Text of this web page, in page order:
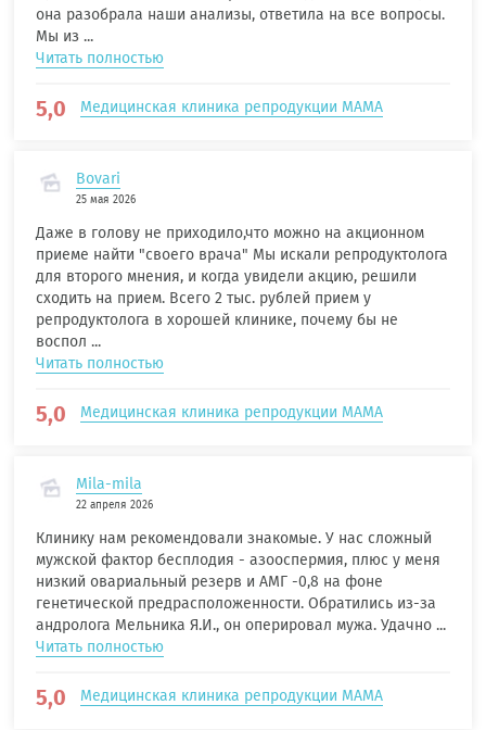
она разобрала наши анализы, ответила на все вопросы.
Мы из ...
Читать полностью
5,0 Медицинская клиника репродукции МАМА
Bovari
25 мая 2026
Даже в голову не приходило,что можно на акционном
приеме найти "своего врача" Мы искали репродуктолога
для второго мнения, и когда увидели акцию, решили
сходить на прием. Всего 2 тыс. рублей прием у
репродуктолога в хорошей клинике, почему бы не
воспол ...
Читать полностью
5,0 Медицинская клиника репродукции МАМА
Mila-mila
22 апреля 2026
Клинику нам рекомендовали знакомые. У нас сложный
мужской фактор бесплодия - азооспермия, плюс у меня
низкий овариальный резерв и АМГ -0,8 на фоне
генетической предрасположенности. Обратились из-за
андролога Мельника Я.И., он оперировал мужа. Удачно ...
Читать полностью
5,0 Медицинская клиника репродукции МАМА